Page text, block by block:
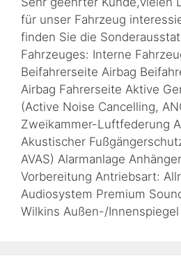
für unser Fahrzeug
finden Sie die
Fahrzeuges: Interne
Beifahrerseite Airbag
Airbag Fahrerseite Aktive
(Active Noise Cancelling,
Zweikammer-Luftfederung
Akustischer
AVAS) Alarmanlage
Vorbereitung Antriebsart:
Audiosystem Premium
Wilkins Außen-/